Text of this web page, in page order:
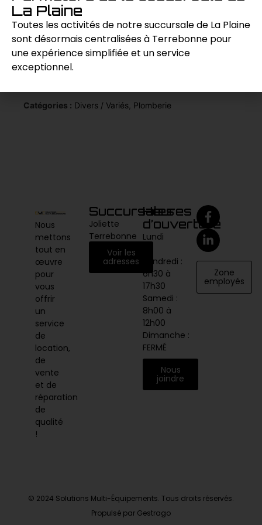
ainsi aux besoins des professionnels de
l’électricité.
Demande de prix
Catégories : Divers / Variés Plomberie
Nous
mettons
tout en
œuvre
pour
vous
offrir
un
service
de
location,
de
vente
et de
réparation
de
qualité
!
Succursales
Joliette
Terrebonne
Voir les
adresses
Heures
d’ouverture
Lundi
vendredi :
6h30 à
17h30
Samedi :
8h00 à
12h00
Dimanche :
FERMÉ
Nous
joindre
Zone
employés
© 2024 Solutions Multi-Équipements. Tous droits réservés.
Propulsé par Gestrago
La Plaine
Toutes les activités de notre succursale de La Plaine
sont désormais centralisées à Terrebonne pour
une expérience simplifiée et un service
exceptionnel.